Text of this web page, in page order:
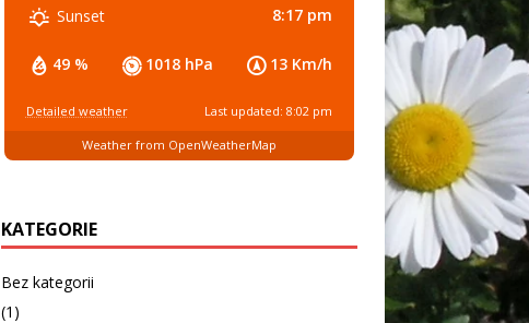
49 % 1018 hPa 13 Km/h
Sunset
8:17 pm
Detailed weather Last updated: 8:02 pm
Weather from OpenWeatherMap
KATEGORIE
Bez kategorii
(1)